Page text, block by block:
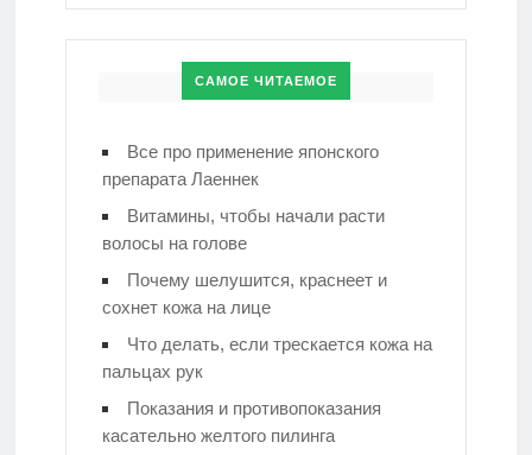
САМОЕ ЧИТАЕМОЕ
Все про применение японского
препарата Лаеннек
Витамины, чтобы начали расти
волосы на голове
Почему шелушится, краснеет и
сохнет кожа на лице
Что делать, если трескается кожа на
пальцах рук
Показания и противопоказания
касательно желтого пилинга